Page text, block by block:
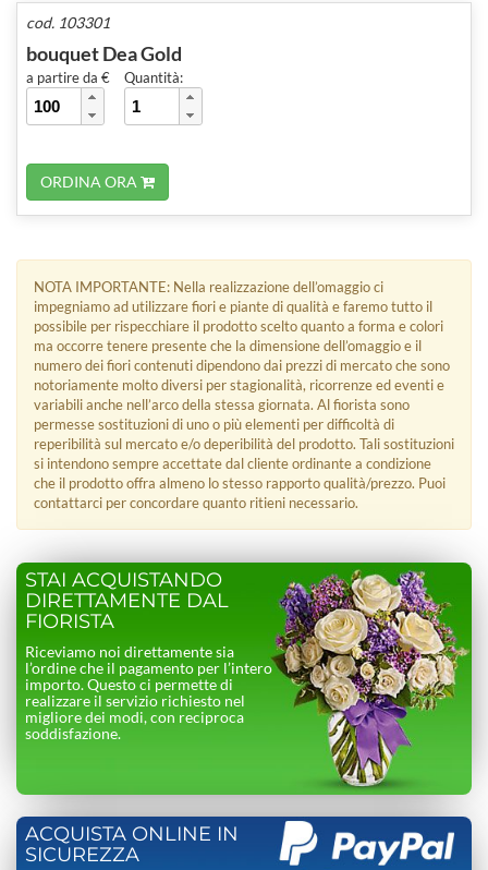
cod. 103301
bouquet Dea Gold
a partire da € Quantità:
ORDINA ORA
NOTA IMPORTANTE: Nella realizzazione dell’omaggio ci
impegniamo ad utilizzare fiori e piante di qualità e faremo tutto il
possibile per rispecchiare il prodotto scelto quanto a forma e colori
ma occorre tenere presente che la dimensione dell’omaggio e il
numero dei fiori contenuti dipendono dai prezzi di mercato che sono
notoriamente molto diversi per stagionalità, ricorrenze ed eventi e
variabili anche nell’arco della stessa giornata. Al fiorista sono
permesse sostituzioni di uno o più elementi per difficoltà di
reperibilità sul mercato e/o deperibilità del prodotto. Tali sostituzioni
si intendono sempre accettate dal cliente ordinante a condizione
che il prodotto offra almeno lo stesso rapporto qualità/prezzo. Puoi
contattarci per concordare quanto ritieni necessario.
STAI ACQUISTANDO
DIRETTAMENTE DAL
FIORISTA
Riceviamo noi direttamente sia
l’ordine che il pagamento per l’intero
importo. Questo ci permette di
realizzare il servizio richiesto nel
migliore dei modi, con reciproca
soddisfazione.
ACQUISTA ONLINE IN
SICUREZZA